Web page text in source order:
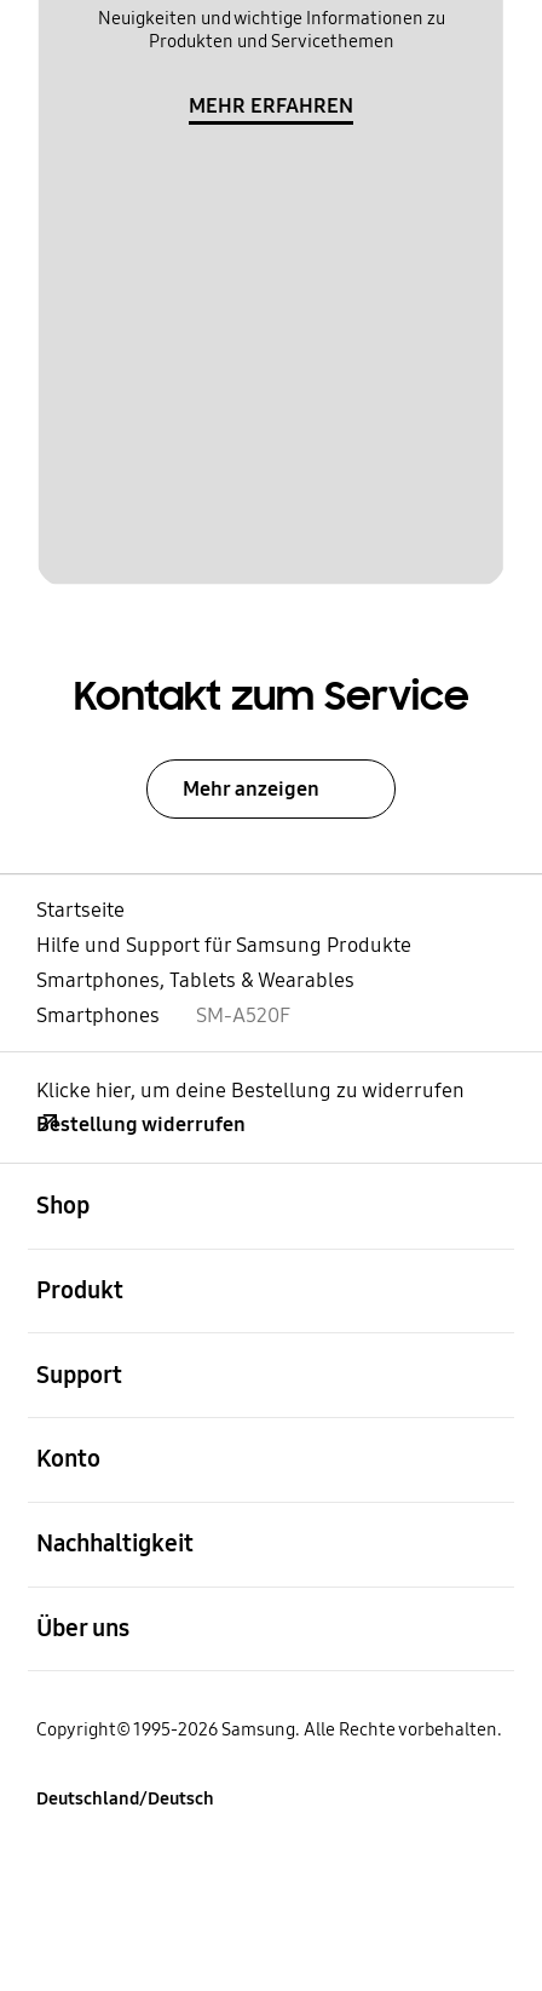
Neuigkeiten und wichtige Informationen zu
Produkten und Servicethemen
MEHR ERFAHREN
Kontakt zum Service
Mehr anzeigen
Startseite
Hilfe und Support für Samsung Produkte
Smartphones, Tablets & Wearables
Smartphones
SM-A520F
Klicke hier, um deine Bestellung zu widerrufen
Bestellung widerrufen
Shop
Produkt
Support
Konto
Nachhaltigkeit
Über uns
Copyright© 1995-2026 Samsung. Alle Rechte vorbehalten.
Deutschland/Deutsch